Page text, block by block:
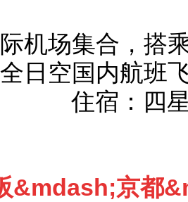
机场集合，搭
日空国内航班
宿：四星或
&mdash;京都